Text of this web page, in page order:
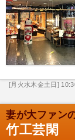
[月火水木金土日]
妻が大ファン
竹工芸閑